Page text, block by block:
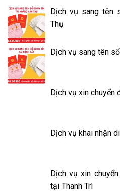
Dịch vụ sang tên
Thụ
Dịch vụ sang tên
Dịch vụ xin
Dịch vụ khai nhận
Dịch vụ xin
tại Thanh Trì